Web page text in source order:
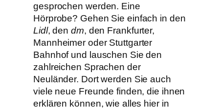
gesprochen werden. Eine
Hörprobe? Gehen Sie einfach in den
Lidl, dendm, den Frankfurter,
Mannheimer oder Stuttgarter
Bahnhof und lauschen Sie den
zahlreichen Sprachen der
Neuländer. Dort werden Sie auch
viele neue Freunde finden, die ihnen
erklären können, wie alles hier in